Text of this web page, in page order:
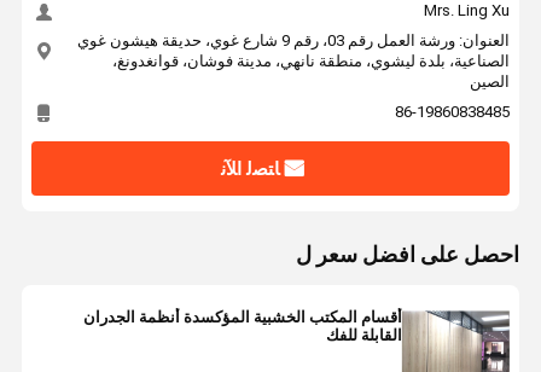
Mrs. Ling Xu
العنوان: ورشة العمل رقم 03، رقم 9 شارع غوي، حديقة هيشون غوي
الصناعية، بلدة ليشوي، منطقة نانهي، مدينة فوشان، قوانغدونغ،
الصين
86-19860838485
ﺎﺘﺼﻟ ﺍﻶﻧ
احصل على افضل سعر ل
أقسام المكتب الخشبية المؤكسدة أنظمة الجدران
القابلة للفك